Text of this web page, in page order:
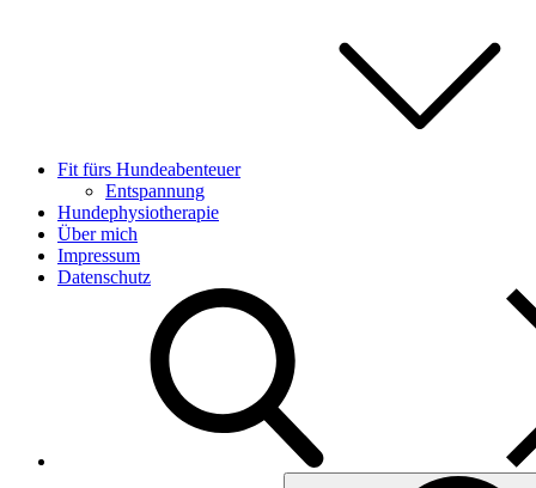
Fit fürs Hundeabenteuer
Entspannung
Hundephysiotherapie
Über mich
Impressum
Datenschutz